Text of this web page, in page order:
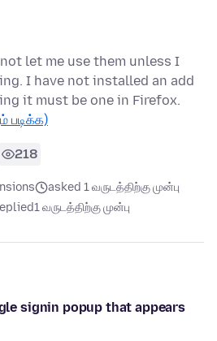
let me use them unless I
I have not installed an add
it must be one in Firefox.
படிக்க)
218
asked 1 வருடத்திற்கு முன்பு
1 வருடத்திற்கு முன்பு
signin popup that appears